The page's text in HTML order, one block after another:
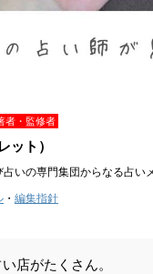
者・監修者
ット）
いの専門集団からなる占い
・ 編集指針
店がたくさん。